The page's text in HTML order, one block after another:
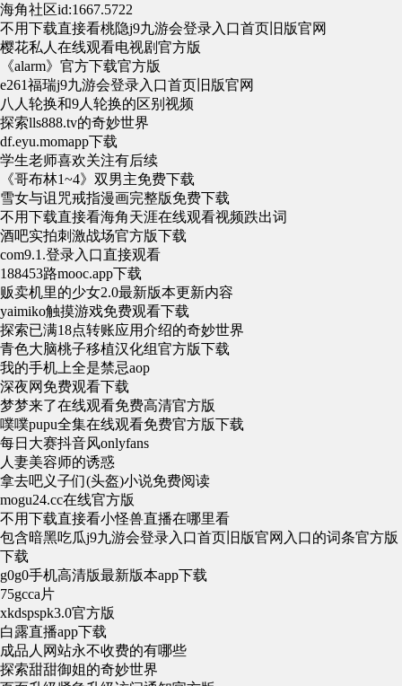
海角社区id:1667.5722
不用下载直接看桃隐j9九游会登录入口首页旧版官网
樱花私人在线观看电视剧官方版
《alarm》官方下载官方版
e261福瑞j9九游会登录入口首页旧版官网
八人轮换和9人轮换的区别视频
探索lls888.tv的奇妙世界
df.eyu.momapp下载
学生老师喜欢关注有后续
《哥布林1~4》双男主免费下载
雪女与诅咒戒指漫画完整版免费下载
不用下载直接看海角天涯在线观看视频跌出词
酒吧实拍刺激战场官方版下载
com9.1.登录入口直接观看
188453路mooc.app下载
贩卖机里的少女2.0最新版本更新内容
yaimiko触摸游戏免费观看下载
探索已满18点转账应用介绍的奇妙世界
青色大脑桃子移植汉化组官方版下载
我的手机上全是禁忌aop
深夜网免费观看下载
梦梦来了在线观看免费高清官方版
噗噗pupu全集在线观看免费官方版下载
每日大赛抖音风onlyfans
人妻美容师的诱惑
拿去吧义子们(头盔)小说免费阅读
mogu24.cc在线官方版
不用下载直接看小怪兽直播在哪里看
包含暗黑吃瓜j9九游会登录入口首页旧版官网入口的词条官方版
下载
g0g0手机高清版最新版本app下载
75gcca片
xkdspspk3.0官方版
白露直播app下载
成品人网站永不收费的有哪些
探索甜甜御姐的奇妙世界